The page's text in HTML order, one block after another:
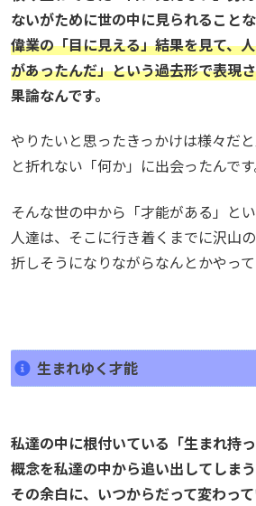
ないがために世の中に見られること
偉業の「目に見える」結果を見て、
があったんだ」という過去形で表現
果論なんです。
やりたいと思ったきっかけは様々だ
と折れない「何か」に出会ったんです
そんな世の中から「才能がある」と
人達は、そこに行き着くまでに沢山
折しそうになりながらなんとかやって
生まれゆく才能
私達の中に根付いている「生まれ持
概念を私達の中から追い出してしまう
その余白に、いつからだって変わっ